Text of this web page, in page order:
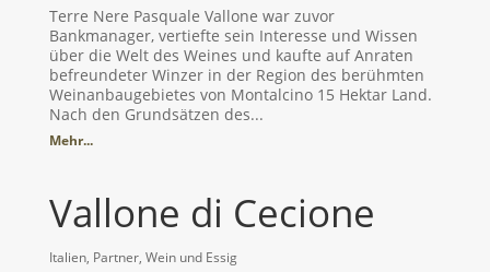
Terre Nere Pasquale Vallone war zuvor
Bankmanager, vertiefte sein Interesse und Wissen
über die Welt des Weines und kaufte auf Anraten
befreundeter Winzer in der Region des berühmten
Weinanbaugebietes von Montalcino 15 Hektar Land.
Nach den Grundsätzen des...
Mehr...
Vallone di Cecione
Italien, Partner, Wein und Essig